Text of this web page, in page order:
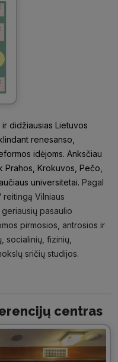
didžiausias Lietuvos
renesanso,
idėjoms. Anksčiau
Prahos, Krokuvos, Pečo,
universitetai. Pagal
reitingą Vilniaus
pasaulio
pirmosios, antrosios ir
socialinių, fizinių,
sričių studijos.
centras